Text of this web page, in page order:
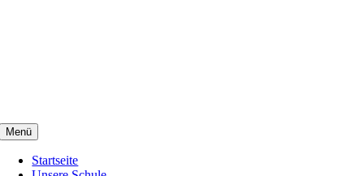
Menü
Startseite